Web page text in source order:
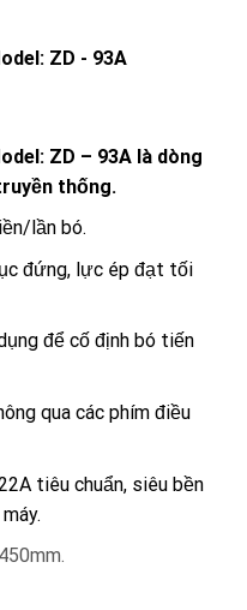
ZD - 93A
ZD – 93A là dòng
thống.
lần bó.
đứng, lực ép đạt tối
để cố định bó tiến
qua các phím điều
tiêu chuẩn, siêu bền